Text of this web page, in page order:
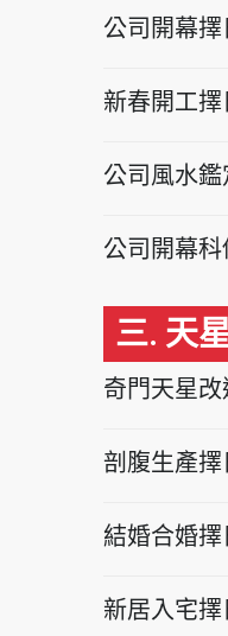
公司開幕擇
新春開工擇
公司風水鑑
公司開幕科
三. 天
奇門天星改
剖腹生產擇
結婚合婚擇
新居入宅擇